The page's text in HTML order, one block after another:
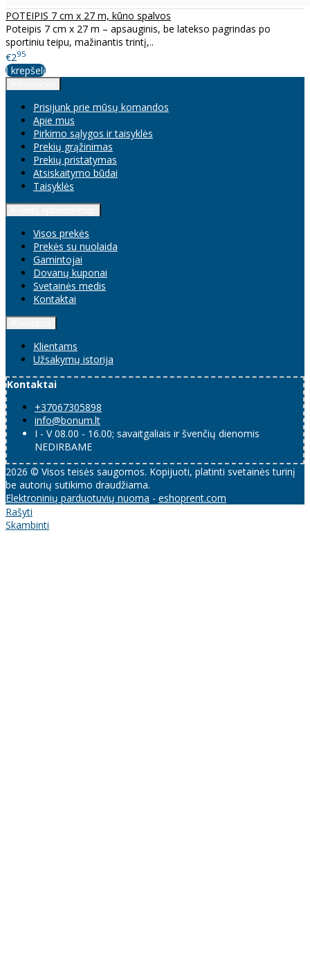
POTEIPIS 7 cm x 27 m, kūno spalvos
Poteipis 7 cm x 27 m – apsauginis, be latekso pagrindas po
sportiniu teipu, mažinantis trintį,..
€295
Į krepšelį
Prisijunk prie mūsų komandos
Apie mus
Pirkimo sąlygos ir taisyklės
Prekių grąžinimas
Prekių pristatymas
Atsiskaitymo būdai
Taisyklės
Visos prekės
Prekės su nuolaida
Gamintojai
Dovanų kuponai
Svetainės medis
Kontaktai
Klientams
Užsakymų istorija
Kontaktai
+37067305898
info@bonum.lt
I - V 08.00 - 16.00; savaitgaliais ir švenčių dienomis
NEDIRBAME
2026 © Visos teisės saugomos. Kopijuoti, platinti svetainės turinį
be autorių sutikimo draudžiama.
Elektroninių parduotuvių nuoma - eshoprent.com
Rašyti
Skambinti